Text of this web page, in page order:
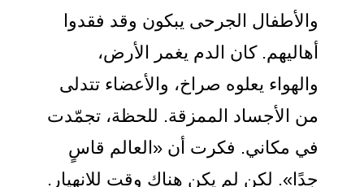
والأطفال الجرحى يبكون وقد فقدوا
أهاليهم. كان الدم يغمر الأرض،
والهواء يعلوه صراخ، والأعضاء تتدلى
من الأجساد الممزقة. للحظة، تجمّدت
في مكاني. فكرت أن «العالم قاسٍ
جدًا». لكن لم يكن هناك وقت للانهيار.